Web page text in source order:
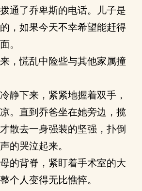
通了乔卑斯的电话。儿子是
，如果今天不幸希望能赶得
。
，慌乱中险些与其他家属撞
静下来，紧紧地握着双手，
。直到乔爸坐在她旁边，揽
散去一身强装的坚强，扑倒
的哭泣起来。
的背脊，紧盯着手术室的大
个人变得无比憔悴。